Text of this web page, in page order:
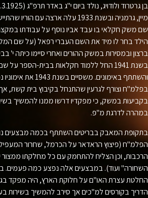
ולודויג, נולד ביום י"ג באדר תרפ"ג(9.3.1925)
גרמניה ובשנת1933עלה ארצה עם הוריו
חקלאי בו עבד אביו נוסף על עבודתו
בחר לו מיד את השם העברי רפאל (על שם
ובמסירות במשק ההורים ואחרי סיימו כיתה י'
1941החל ללמוד חקלאות בבית-הספר על שם
באימונים. משסיים בשנת1943את אימוניו
וצורף לגרעין שהתנחל בקיבוץ בית קשת, אך
במשק, כי מפקדיו דרשו ממנו להמשיך בשירות
לדרגת מ"פ.
המאבק בבריטים השתתף בכמה מבצעים
(פיצוץ הראדאר על הכרמל, שחרור
וכן הצליח להתחמק עם כל מחלקתו ממצור
ועוד). במבצעים אלה נפצע כמה פעמים.
עצרת האו"ם על חלוקת הארץ, היה מפקד
בקורסים למ"כים אך סירב להמשיך בשירות